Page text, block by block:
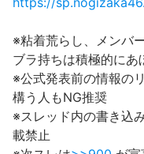
※粘着荒らし、メンバ
ブラ持ちは積極的にあ
※公式発表前の情報の
構う人もNG推奨
※スレッド内の書き込
載禁止